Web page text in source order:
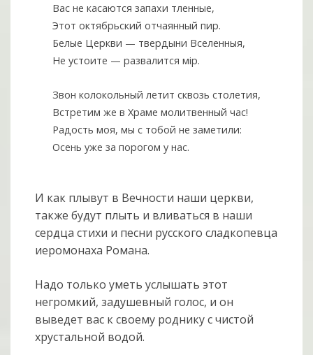
Вас не касаются запахи тленные,
Этот октябрьский отчаянный пир.
Белые Церкви — твердыни Вселенныя,
Не устоите — развалится мiр.
Звон колокольный летит сквозь столетия,
Встретим же в Храме молитвенный час!
Радость моя, мы с тобой не заметили:
Осень уже за порогом у нас.
И как плывут в Вечности наши церкви,
также будут плыть и вливаться в наши
сердца стихи и песни русского сладкопевца
иеромонаха Романа.
Надо только уметь услышать этот
негромкий, задушевный голос, и он
выведет вас к своему роднику с чистой
хрустальной водой.